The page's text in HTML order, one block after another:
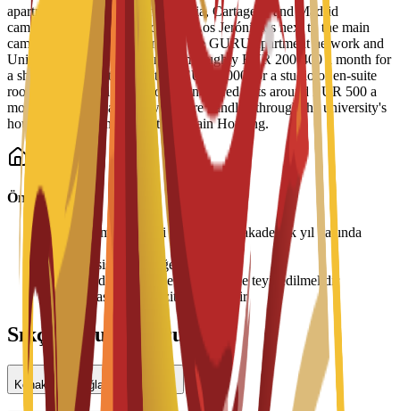
apartment blocks across the Murcia, Cartagena and Madrid
campuses, including Residencial Los Jerónimos next to the main
campus, Residencia Micampus, the GURU apartment network and
Unity CoLiving. Prices run from roughly EUR 200-400 a month for
a shared place up to more than EUR 1,000 for a studio or en-suite
room, with typical single rooms in shared flats around EUR 500 a
month. Bookings and viewings are handled through the university's
housing service and its partner Spain Housing.
Önemli Bilgiler
• Konaklama ücretleri dönem veya akademik yıl bazında
ödenir
•Oda tahsisi müsaitliğe bağlıdır
•Fiyatlar değişebilir ve üniversite ile teyit edilmelidir
•Giriş sırasında depozito gerekebilir
Sıkça Sorulan Sorular
Konaklama sağlanıyor mu?